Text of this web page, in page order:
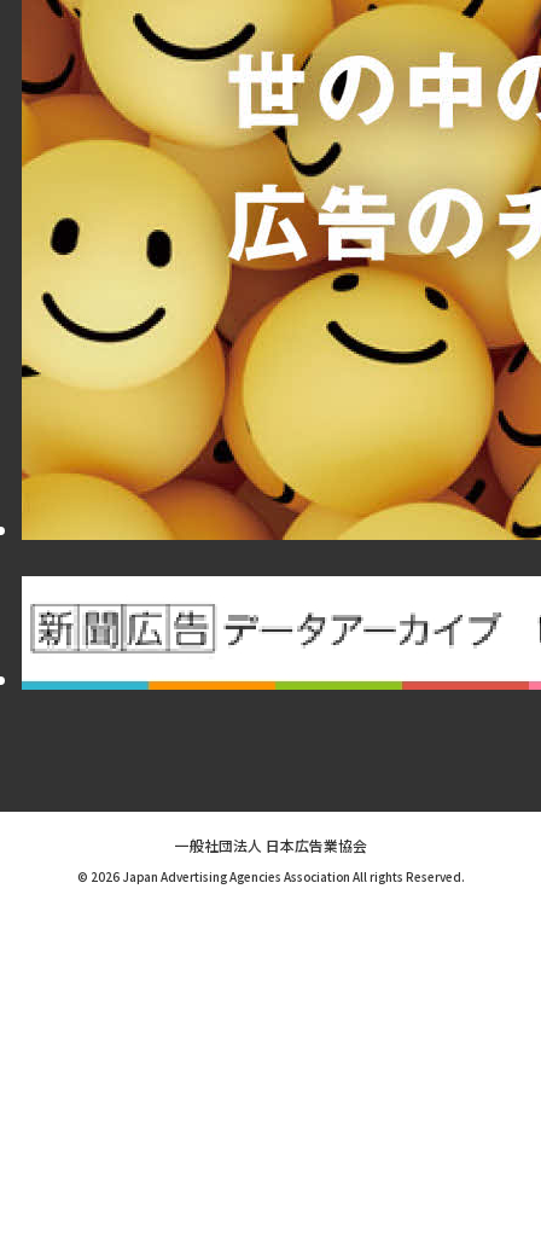
一般社団法人 日本広告業協会
© 2026 Japan Advertising Agencies Association All rights Reserved.